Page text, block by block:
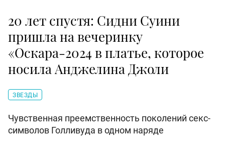
20 лет спустя: Сидни Суини
пришла на вечеринку
«Оскара-2024 в платье, которое
носила Анджелина Джоли
ЗВЕЗДЫ
Чувственная преемственность поколений секс-
символов Голливуда в одном наряде